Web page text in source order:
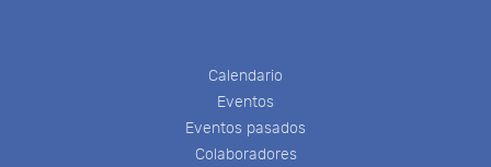
Calendario
Eventos
Eventos pasados
Colaboradores